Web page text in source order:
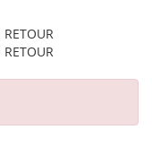
RETOUR
RETOUR